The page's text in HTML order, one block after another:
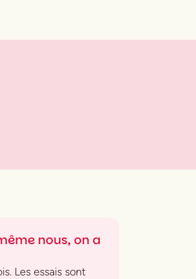
nous, on a
Les essais sont